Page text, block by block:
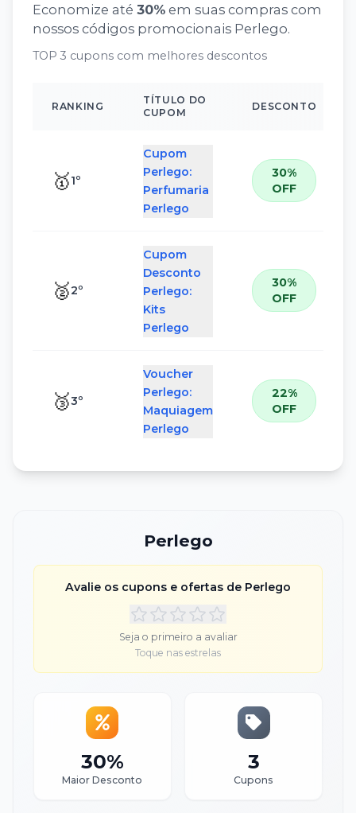
Economize até 30%em suas compras com
nossos códigos promocionais Perlego.
TOP 3 cupons com melhores descontos
RANKING
TÍTULO DO
CUPOM
DESCONTO
🥇1º
Cupom
Perlego:
Perfumaria
Perlego
30%
OFF
🥈2º
Cupom
Desconto
Perlego:
Kits
Perlego
30%
OFF
🥉3º
Voucher
Perlego:
Maquiagem
Perlego
22%
OFF
Perlego
Avalie os cupons e ofertas de Perlego
Seja o primeiro a avaliar
Toque nas estrelas
30%
Maior Desconto
3
Cupons